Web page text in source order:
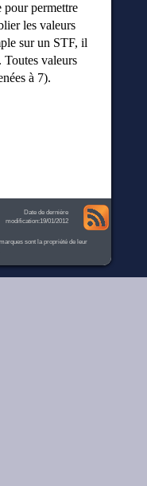
permettre
les valeurs
sur un STF, il
Toutes valeurs
à 7).
Date de dernière
modification:19/01/2012
sont la propriété de leur